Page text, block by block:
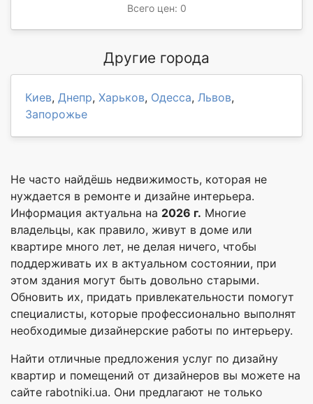
Всего цен: 0
Другие города
Киев, Днепр, Харьков, Одесса, Львов,
Запорожье
Не часто найдёшь недвижимость, которая не
нуждается в ремонте и дизайне интерьера.
Информация актуальна на 2026 г. Многие
владельцы, как правило, живут в доме или
квартире много лет, не делая ничего, чтобы
поддерживать их в актуальном состоянии, при
этом здания могут быть довольно старыми.
Обновить их, придать привлекательности помогут
специалисты, которые профессионально выполнят
необходимые дизайнерские работы по интерьеру.
Найти отличные предложения услуг по дизайну
квартир и помещений от дизайнеров вы можете на
сайте rabotniki.ua. Они предлагают не только